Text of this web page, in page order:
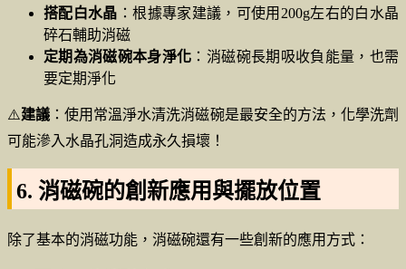
搭配白水晶 ：根據專家建議，可使用200g左右的白水晶
碎石輔助消磁
定期為消磁碗本身淨化 ：消磁碗長期吸收負能量，也需
要定期淨化
⚠️建議 ：使用常溫淨水清洗消磁碗是最安全的方法，化學洗劑
可能滲入水晶孔洞造成永久損壞！
6. 消磁碗的創新應用與擺放位置
除了基本的消磁功能，消磁碗還有一些創新的應用方式：